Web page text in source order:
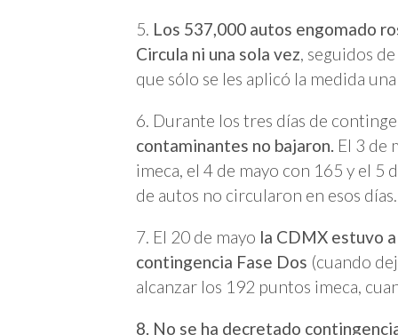
5. Los 537,000 autos engomado
Circula ni una sola vez, seguidos
que sólo se les aplicó la medida
6. Durante los tres días de
contaminantes no bajaron. El 3 de
imeca, el 4 de mayo con 165 y el 5
de autos no circularon en esos días.
7. El 20 de mayo la CDMX estuvo
contingencia Fase Dos (cuando
alcanzar los 192 puntos imeca,
8. No se ha decretado